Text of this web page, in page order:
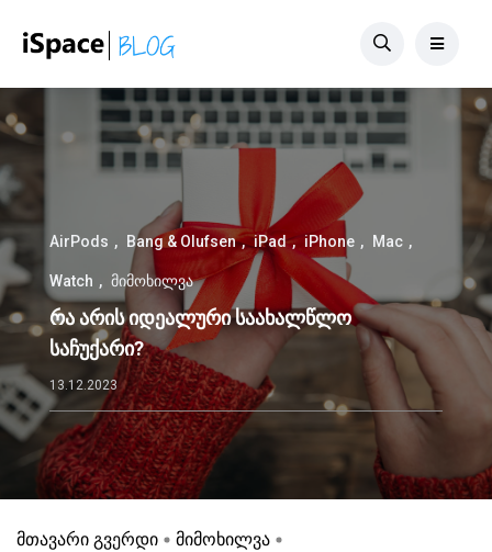
AirPods Bang & Olufsen iPad iPhone Mac
Watch მიმოხილვა
რა არის იდეალური საახალწლო
საჩუქარი?
13.12.2023
მთავარი გვერდი
მიმოხილვა